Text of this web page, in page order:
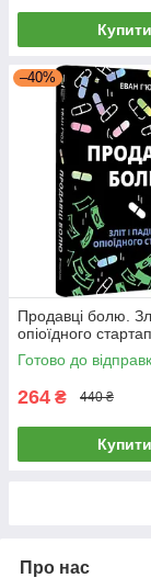
Купити
–40%
Продавці болю.
опіоїдного
Готово до
264 ₴ 440 ₴
Купити
Про нас